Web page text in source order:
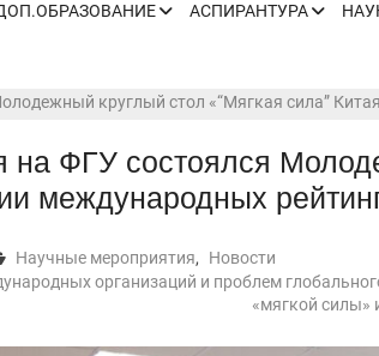
—
—
—
АСПИРАНТУРА
круглый стол «“Мягкая сила”
на ФГУ состоялся
международных
Научные мероприятия,
Новости
организаций и проблем
«мягкой силы»